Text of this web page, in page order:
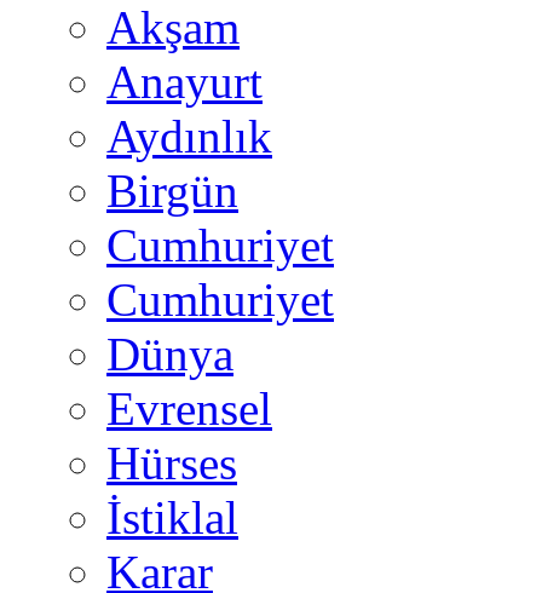
Akşam
Anayurt
Aydınlık
Birgün
Cumhuriyet
Cumhuriyet
Dünya
Evrensel
Hürses
İstiklal
Karar